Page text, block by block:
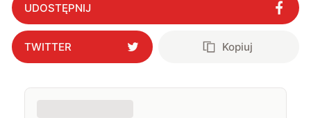
UDOSTĘPNIJ
TWITTER Kopiuj